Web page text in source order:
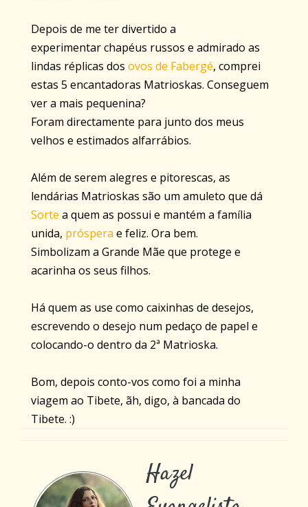
Depois de me ter divertido a
experimentar chapéus russos e admirado as
lindas réplicas dos ovos de Fabergé, comprei
estas 5 encantadoras Matrioskas. Conseguem
ver a mais pequenina?
Foram directamente para junto dos meus
velhos e estimados alfarrábios.
Além de serem alegres e pitorescas, as
lendárias Matrioskas são um amuleto que dá
Sorte a quem as possui e mantém a família
unida, próspera e feliz. Ora bem.
Simbolizam a Grande Mãe que protege e
acarinha os seus filhos.
Há quem as use como caixinhas de desejos,
escrevendo o desejo num pedaço de papel e
colocando-o dentro da 2ª Matrioska.
Bom, depois conto-vos como foi a minha
viagem ao Tibete, ãh, digo, à bancada do
Tibete. :)
Hazel